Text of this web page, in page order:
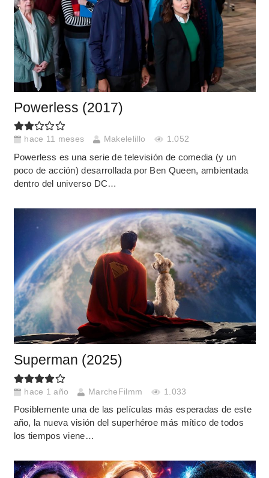
Powerless (2017)
hace 11 meses Makelelillo 1.052
Powerless es una serie de televisión de comedia (y un
poco de acción) desarrollada por Ben Queen, ambientada
dentro del universo DC…
Superman (2025)
hace 1 año MarcheFilmm 1.033
Posiblemente una de las películas más esperadas de este
año, la nueva visión del superhéroe más mítico de todos
los tiempos viene…